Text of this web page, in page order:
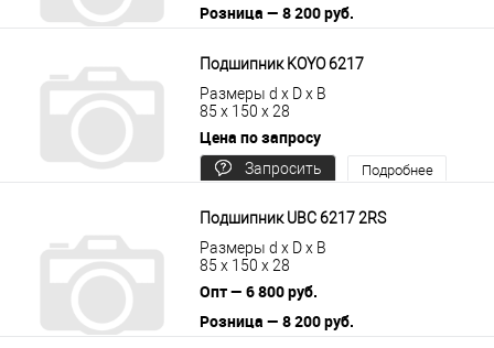
Розница — 8 200 руб.
Подшипник KOYO 6217
Размеры d x D x B
85 x 150 x 28
Цена по запросу
Запросить
Подробнее
Подшипник UBC 6217 2RS
Размеры d x D x B
85 x 150 x 28
Опт — 6 800 руб.
Розница — 8 200 руб.